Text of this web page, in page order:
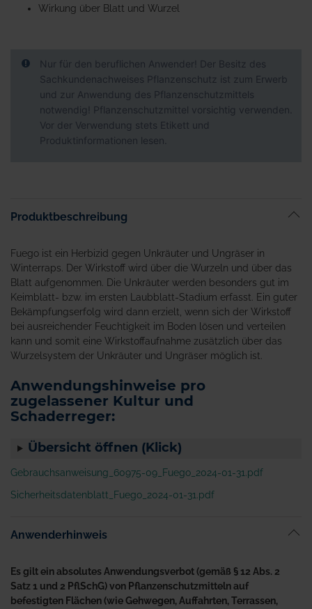
springenWirkung über Blatt und Wurzel
Nur für den beruflichen Anwender! Der Besitz des
Sachkundenachweises Pflanzenschutz ist zum Erwerb
und zur Anwendung des Pflanzenschutzmittels
notwendig! Pflanzenschutzmittel vorsichtig verwenden.
Vor der Verwendung stets Etikett und
Produktinformationen lesen.
Produktbeschreibung
Fuego ist ein Herbizid gegen Unkräuter und Ungräser in
Winterraps. Der Wirkstoff wird über die Wurzeln und über das
Blatt aufgenommen. Die Unkräuter werden besonders gut im
Keimblatt- bzw. im ersten Laubblatt-Stadium erfasst. Ein guter
Bekämpfungserfolg wird dann erzielt, wenn sich der Wirkstoff
bei ausreichender Feuchtigkeit im Boden lösen und verteilen
kann und somit eine Wirkstoffaufnahme zusätzlich über das
Wurzelsystem der Unkräuter und Ungräser möglich ist.
Anwendungshinweise pro
zugelassener Kultur und
Schaderreger:
Übersicht öffnen (Klick)
Gebrauchsanweisung_60975-09_Fuego_2024-01-31.pdf
Sicherheitsdatenblatt_Fuego_2024-01-31.pdf
Anwenderhinweis
Es gilt ein absolutes Anwendungsverbot (gemäß § 12 Abs. 2
Satz 1 und 2 PflSchG) von Pflanzenschutzmitteln auf
befestigten Flächen (wie Gehwegen, Auffahrten, Terrassen,